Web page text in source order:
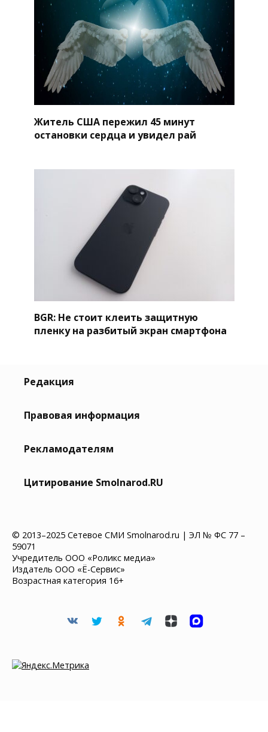
Житель США пережил 45 минут
остановки сердца и увидел рай
BGR: Не стоит клеить защитную
пленку на разбитый экран смартфона
Редакция
Правовая информация
Рекламодателям
Цитирование Smolnarod.RU
© 2013–2025 Сетевое СМИ Smolnarod.ru | ЭЛ № ФС 77 –
59071
Учредитель ООО «Роликс медиа»
Издатель ООО «Ё-Сервис»
Возрастная категория 16+